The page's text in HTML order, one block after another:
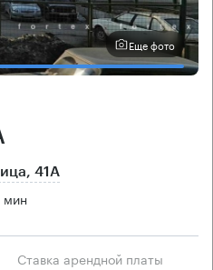
Еще фото
41А
мин
Ставка арендной платы